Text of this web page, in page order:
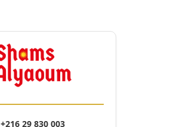
+216 29 830 003